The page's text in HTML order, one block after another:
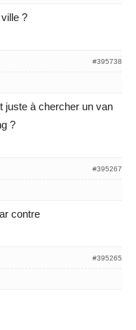
?
#395738
juste à chercher un van
?
#395267
contre
#395265